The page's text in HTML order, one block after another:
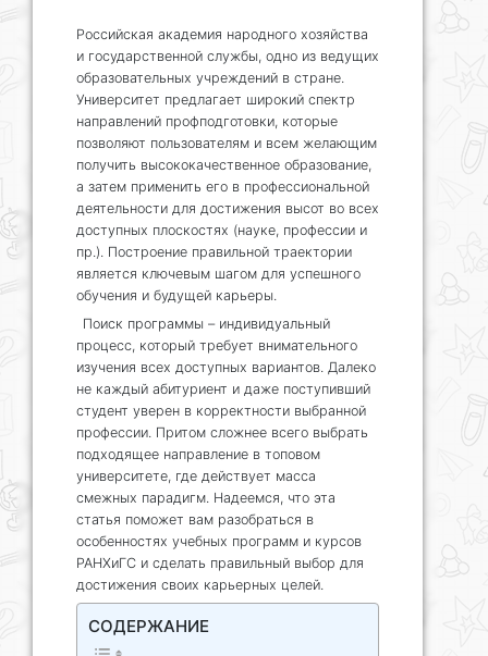
Российская академия народного хозяйства
и государственной службы, одно из ведущих
образовательных учреждений в стране.
Университет предлагает широкий спектр
направлений профподготовки, которые
позволяют пользователям и всем желающим
получить высококачественное образование,
а затем применить его в профессиональной
деятельности для достижения высот во всех
доступных плоскостях (науке, профессии и
пр.). Построение правильной траектории
является ключевым шагом для успешного
обучения и будущей карьеры.
Поиск программы – индивидуальный
процесс, который требует внимательного
изучения всех доступных вариантов. Далеко
не каждый абитуриент и даже поступивший
студент уверен в корректности выбранной
профессии. Притом сложнее всего выбрать
подходящее направление в топовом
университете, где действует масса
смежных парадигм. Надеемся, что эта
статья поможет вам разобраться в
особенностях учебных программ и курсов
РАНХиГС и сделать правильный выбор для
достижения своих карьерных целей.
СОДЕРЖАНИЕ